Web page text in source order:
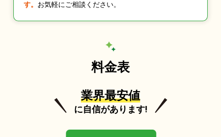
す。 お気軽にご相談ください。
料金表
業界最安値
に自信があります!